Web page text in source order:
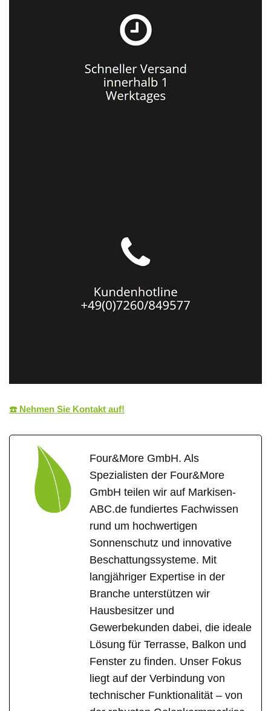
☎️ Nehmen Sie Kontakt auf!
Four&More GmbH. Als
Spezialisten der Four&More
GmbH teilen wir auf Markisen-
ABC.de fundiertes Fachwissen
rund um hochwertigen
Sonnenschutz und innovative
Beschattungssysteme. Mit
langjähriger Expertise in der
Branche unterstützen wir
Hausbesitzer und
Gewerbekunden dabei, die ideale
Lösung für Terrasse, Balkon und
Fenster zu finden. Unser Fokus
liegt auf der Verbindung von
technischer Funktionalität – von